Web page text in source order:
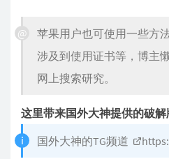
苹果用户也可使用一些方
涉及到使用证书等，博主
网上搜索研究。
这里带来国外大神提供的破解
国外大神的TG频道